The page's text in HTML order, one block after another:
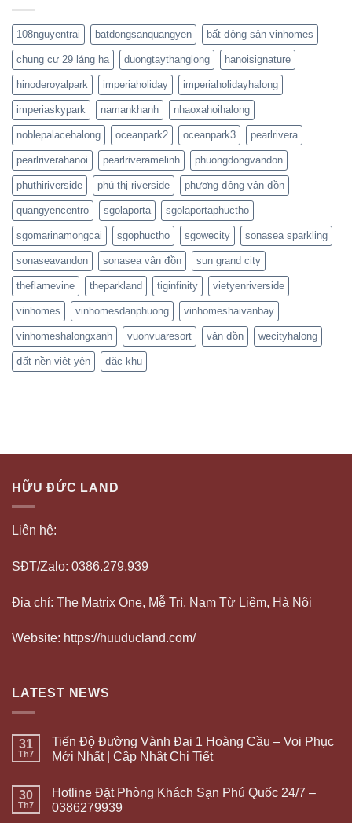
108nguyentrai batdongsanquangyen bất động sản vinhomes
chung cư 29 láng hạ duongtaythanglong hanoisignature
hinoderoyalpark imperiaholiday imperiaholidayhalong
imperiaskypark namankhanh nhaoxahoihalong
noblepalacehalong oceanpark2 oceanpark3 pearlrivera
pearlriverahanoi pearlriveramelinh phuongdongvandon
phuthiriverside phú thị riverside phương đông vân đồn
quangyencentro sgolaporta sgolaportaphuctho
sgomarinamongcai sgophuctho sgowecity sonasea sparkling
sonaseavandon sonasea vân đồn sun grand city
theflamevine theparkland tiginfinity vietyenriverside
vinhomes vinhomesdanphuong vinhomeshaivanbay
vinhomeshalongxanh vuonvuaresort vân đồn wecityhalong
đất nền việt yên đặc khu
HỮU ĐỨC LAND
Liên hệ:
SĐT/Zalo: 0386.279.939
Địa chỉ: The Matrix One, Mễ Trì, Nam Từ Liêm, Hà Nội
Website: https://huuducland.com/
LATEST NEWS
31
Th7
Tiến Độ Đường Vành Đai 1 Hoàng Cầu – Voi Phục
Mới Nhất | Cập Nhật Chi Tiết
30
Th7
Hotline Đặt Phòng Khách Sạn Phú Quốc 24/7 –
0386279939